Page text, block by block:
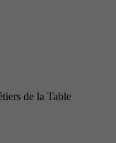
de la Table